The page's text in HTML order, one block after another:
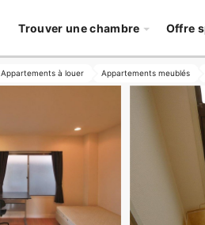
Trouver une chambre Offre
Appartements à louer Appartements meublés